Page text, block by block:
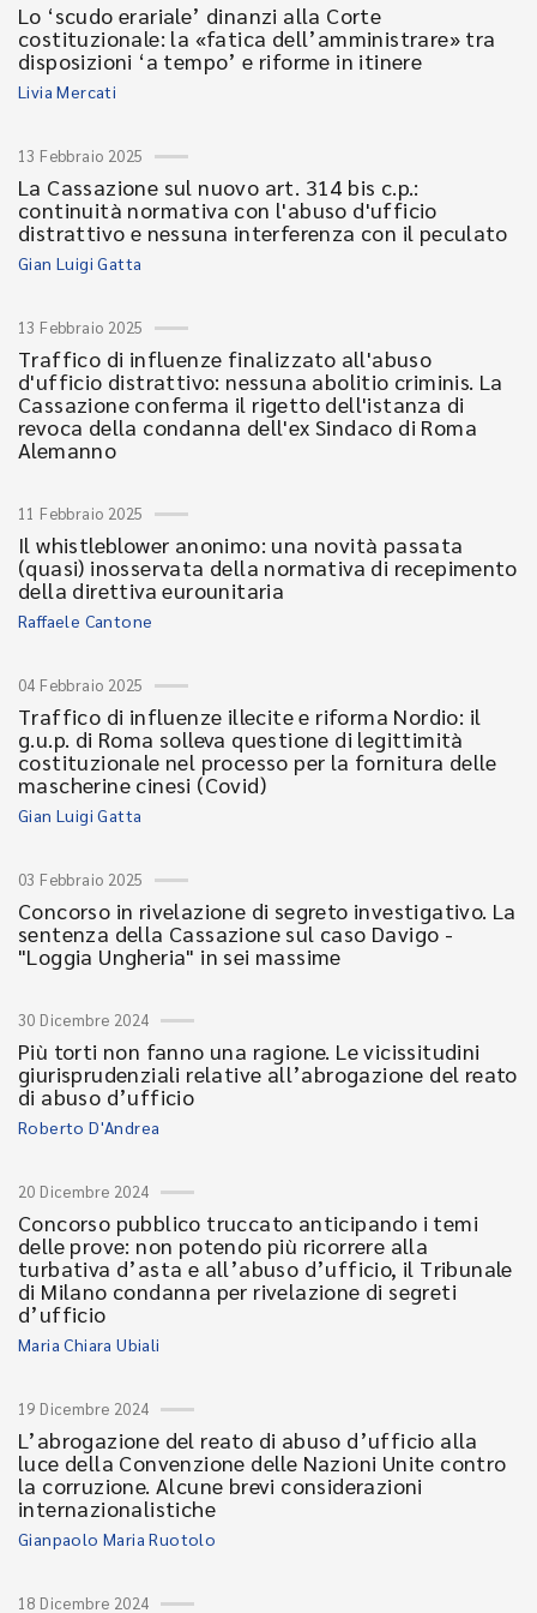
Lo ‘scudo erariale’ dinanzi alla Corte
costituzionale: la «fatica dell’amministrare» tra
disposizioni ‘a tempo’ e riforme in itinere
Livia Mercati
13 Febbraio 2025
La Cassazione sul nuovo art. 314 bis c.p.:
continuità normativa con l'abuso d'ufficio
distrattivo e nessuna interferenza con il peculato
Gian Luigi Gatta
13 Febbraio 2025
Traffico di influenze finalizzato all'abuso
d'ufficio distrattivo: nessuna abolitio criminis. La
Cassazione conferma il rigetto dell'istanza di
revoca della condanna dell'ex Sindaco di Roma
Alemanno
11 Febbraio 2025
Il whistleblower anonimo: una novità passata
(quasi) inosservata della normativa di recepimento
della direttiva eurounitaria
Raffaele Cantone
04 Febbraio 2025
Traffico di influenze illecite e riforma Nordio: il
g.u.p. di Roma solleva questione di legittimità
costituzionale nel processo per la fornitura delle
mascherine cinesi (Covid)
Gian Luigi Gatta
03 Febbraio 2025
Concorso in rivelazione di segreto investigativo. La
sentenza della Cassazione sul caso Davigo -
"Loggia Ungheria" in sei massime
30 Dicembre 2024
Più torti non fanno una ragione. Le vicissitudini
giurisprudenziali relative all’abrogazione del reato
di abuso d’ufficio
Roberto D'Andrea
20 Dicembre 2024
Concorso pubblico truccato anticipando i temi
delle prove: non potendo più ricorrere alla
turbativa d’asta e all’abuso d’ufficio, il Tribunale
di Milano condanna per rivelazione di segreti
d’ufficio
Maria Chiara Ubiali
19 Dicembre 2024
L’abrogazione del reato di abuso d’ufficio alla
luce della Convenzione delle Nazioni Unite contro
la corruzione. Alcune brevi considerazioni
internazionalistiche
Gianpaolo Maria Ruotolo
18 Dicembre 2024